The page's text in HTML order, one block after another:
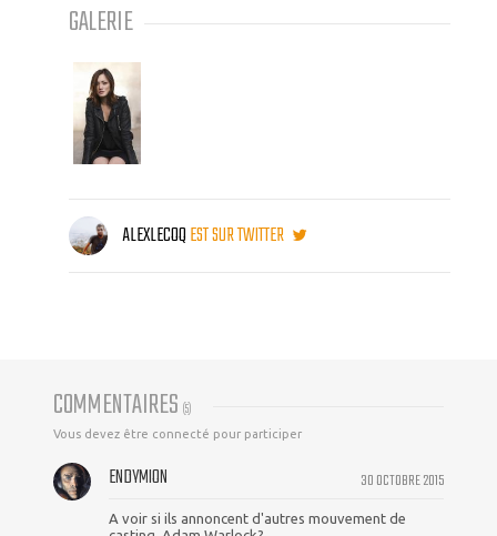
GALERIE
ALEXLECOQEST SUR TWITTER
COMMENTAIRES (5)
Vous devez être connecté pour participer
30 OCTOBRE 2015
ENDYMION
A voir si ils annoncent d'autres mouvement de